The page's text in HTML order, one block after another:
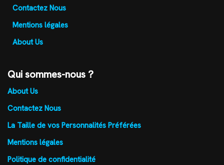
Contactez Nous
Mentions légales
About Us
Qui sommes-nous ?
About Us
Contactez Nous
La Taille de vos Personnalités Préférées
Mentions légales
Politique de confidentialité